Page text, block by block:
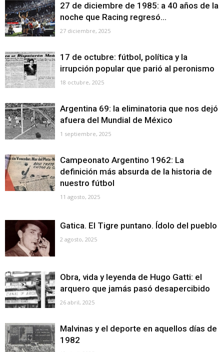
27 de diciembre de 1985: a 40 años de la
noche que Racing regresó...
27 diciembre, 2025
17 de octubre: fútbol, política y la
irrupción popular que parió al peronismo
18 octubre, 2025
Argentina 69: la eliminatoria que nos dejó
afuera del Mundial de México
1 septiembre, 2025
Campeonato Argentino 1962: La
definición más absurda de la historia de
nuestro fútbol
11 agosto, 2025
Gatica. El Tigre puntano. Ídolo del pueblo
2 agosto, 2025
Obra, vida y leyenda de Hugo Gatti: el
arquero que jamás pasó desapercibido
26 abril, 2025
Malvinas y el deporte en aquellos días de
1982